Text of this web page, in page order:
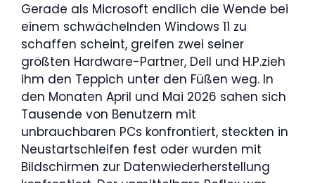
Gerade als Microsoft endlich die Wende bei
einem schwächelnden Windows 11 zu
schaffen scheint, greifen zwei seiner
größten Hardware-Partner, Dell und H.P.zieh
ihm den Teppich unter den Füßen weg. In
den Monaten April und Mai 2026 sahen sich
Tausende von Benutzern mit
unbrauchbaren PCs konfrontiert, steckten in
Neustartschleifen fest oder wurden mit
Bildschirmen zur Datenwiederherstellung